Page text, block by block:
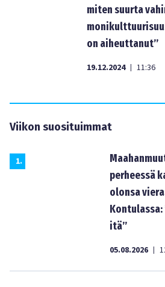
miten suurta
on aiheuttanut”
19.12.2024 | 11:36
Viikon suosituimmat
1.
perheessä
olonsa
itä”
05.08.2026 |